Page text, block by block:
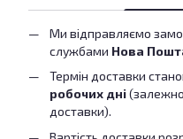
Ми відправляємо
службами Нова
Термін доставки
робочих дні(залежно
доставки).